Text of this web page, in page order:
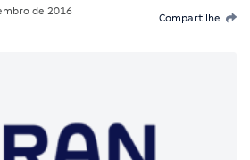
de 2016
Compartilhe